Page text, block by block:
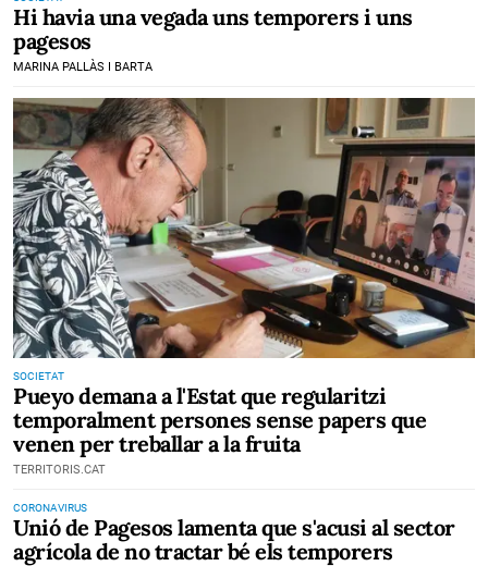
Hi havia una vegada uns temporers i uns
pagesos
MARINA PALLÀS I BARTA
SOCIETAT
Pueyo demana a l'Estat que regularitzi
temporalment persones sense papers que
venen per treballar a la fruita
TERRITORIS.CAT
CORONAVIRUS
Unió de Pagesos lamenta que s'acusi al sector
agrícola de no tractar bé els temporers